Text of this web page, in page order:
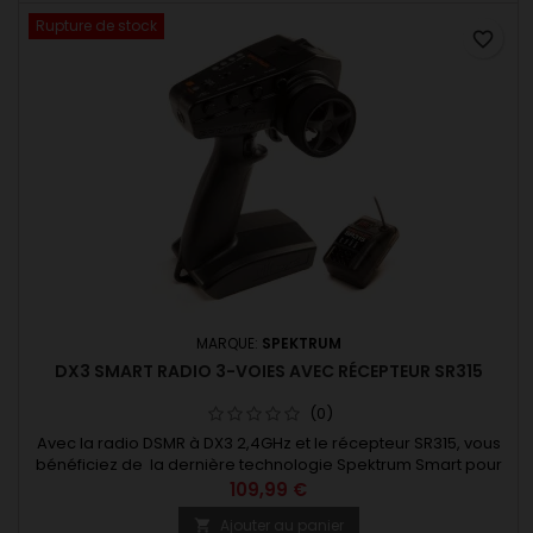
Rupture de stock
MARQUE: SPEKTRUM
DX3 SMART RADIO 3-VOIES AVEC RÉCEPTEUR SR315
(0)
Avec la radio DSMR à DX3 2,4GHz et le récepteur SR315, vous
bénéficiez de la dernière technologie Spektrum Smart pour
un prix raisonnable. Meilleure portée, meilleur temps de
109,99 €
favorite_border